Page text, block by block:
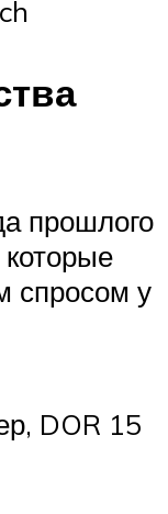
прошлого
спросом у
DOR 15